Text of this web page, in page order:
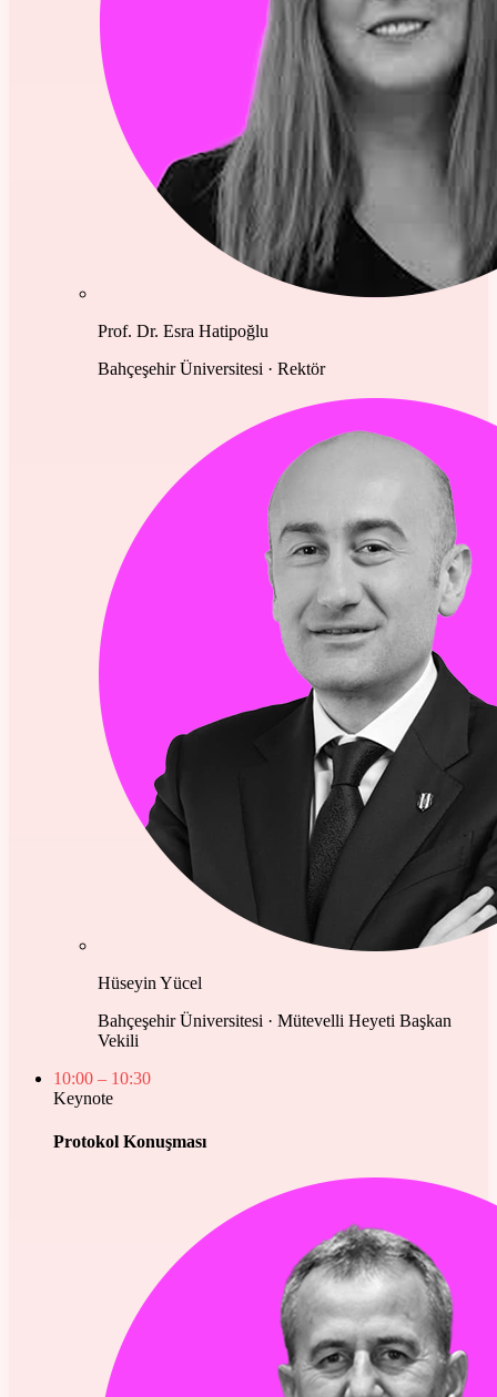
Prof. Dr. Esra Hatipoğlu
Bahçeşehir Üniversitesi · Rektör
Hüseyin Yücel
Bahçeşehir Üniversitesi · Mütevelli Heyeti Başkan
Vekili
10:00 – 10:30
Keynote
Protokol Konuşması